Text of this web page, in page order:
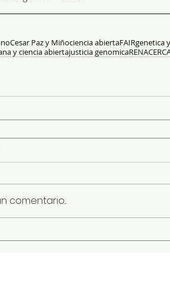
Cesar Paz y Miñociencia abiertaFAIRgenetica
y ciencia abiertajusticia genomicaRENACER
comentario...